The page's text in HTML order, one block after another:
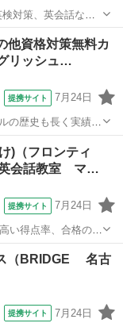
対策、英会話など
他資格対策無料カ
リッシュ…
提携サイト 7月24日
の歴史も長く実績も
やTOEICなどの目
)（フロンティ
会話教室 マ…
提携サイト 7月24日
い得点率、合格の実
点となるケースが多
です。
（BRIDGE 名古
提携サイト 7月24日